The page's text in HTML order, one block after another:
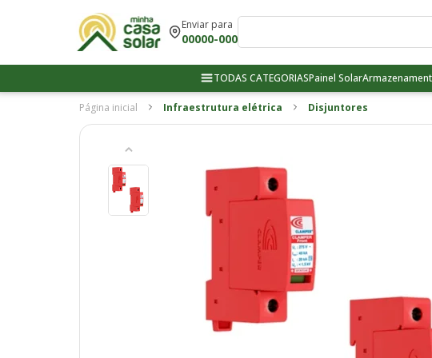
Enviar para
00000-000
TODAS CATEGORIASPainel Solar
Página inicial Infraestrutura elétrica Disjuntores